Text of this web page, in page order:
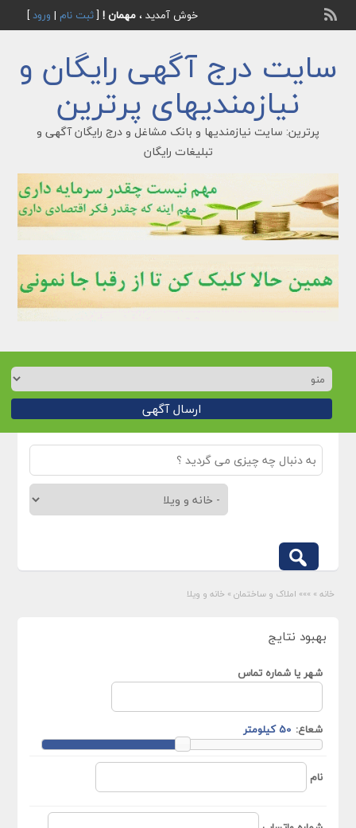
خوش آمدید ، مهمان ![ثبت نام | ورود]
سایت درج آگهی رایگان و
نیازمندیهای پرترین
پرترین: سایت نیازمندیها و بانک مشاغل و درج رایگان آگهی و
تبلیغات رایگان
ارسال آگهی
خانه » »»» املاک و ساختمان » خانه و ویلا
بهبود نتایج
شهر یا شماره تماس
شعاع:
نام